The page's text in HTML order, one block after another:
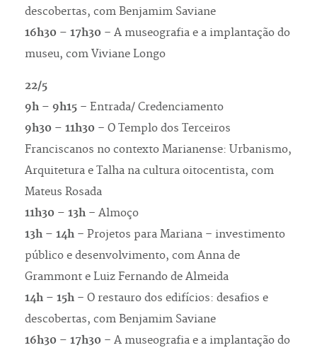
descobertas, com Benjamim Saviane
16h30 – 17h30 – A museografia e a implantação do
museu, com Viviane Longo
22/5
9h – 9h15 – Entrada/ Credenciamento
9h30 – 11h30 – O Templo dos Terceiros
Franciscanos no contexto Marianense: Urbanismo,
Arquitetura e Talha na cultura oitocentista, com
Mateus Rosada
11h30 – 13h – Almoço
13h – 14h – Projetos para Mariana – investimento
público e desenvolvimento, com Anna de
Grammont e Luiz Fernando de Almeida
14h – 15h – O restauro dos edifícios: desafios e
descobertas, com Benjamim Saviane
16h30 – 17h30 – A museografia e a implantação do